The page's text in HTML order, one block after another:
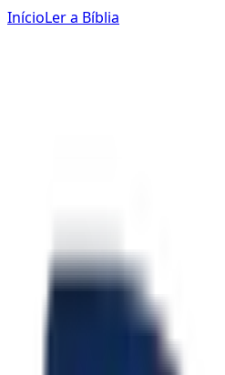
InícioLer a Bíblia